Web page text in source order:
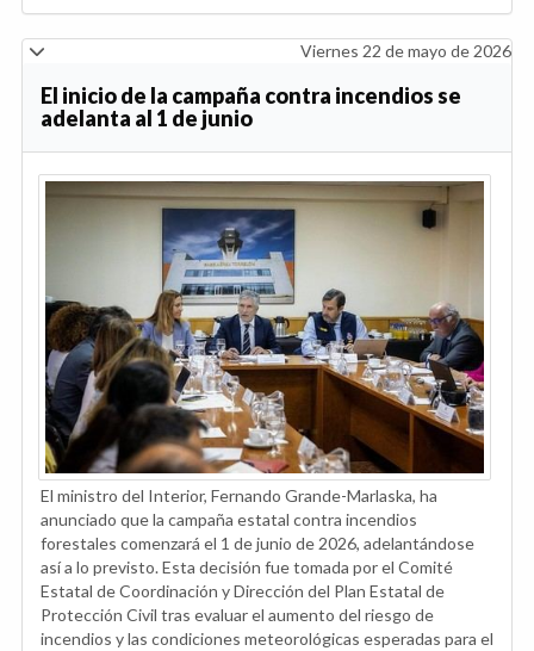
Viernes 22 de mayo de 2026
El inicio de la campaña contra incendios se
adelanta al 1 de junio
El ministro del Interior, Fernando Grande-Marlaska, ha
anunciado que la campaña estatal contra incendios
forestales comenzará el 1 de junio de 2026, adelantándose
así a lo previsto. Esta decisión fue tomada por el Comité
Estatal de Coordinación y Dirección del Plan Estatal de
Protección Civil tras evaluar el aumento del riesgo de
incendios y las condiciones meteorológicas esperadas para el